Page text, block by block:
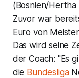
(Bosnien/Hertha
Zuvor war
Euro von Meister
Das wird seine
der Coach: "Es
die Bundesliga